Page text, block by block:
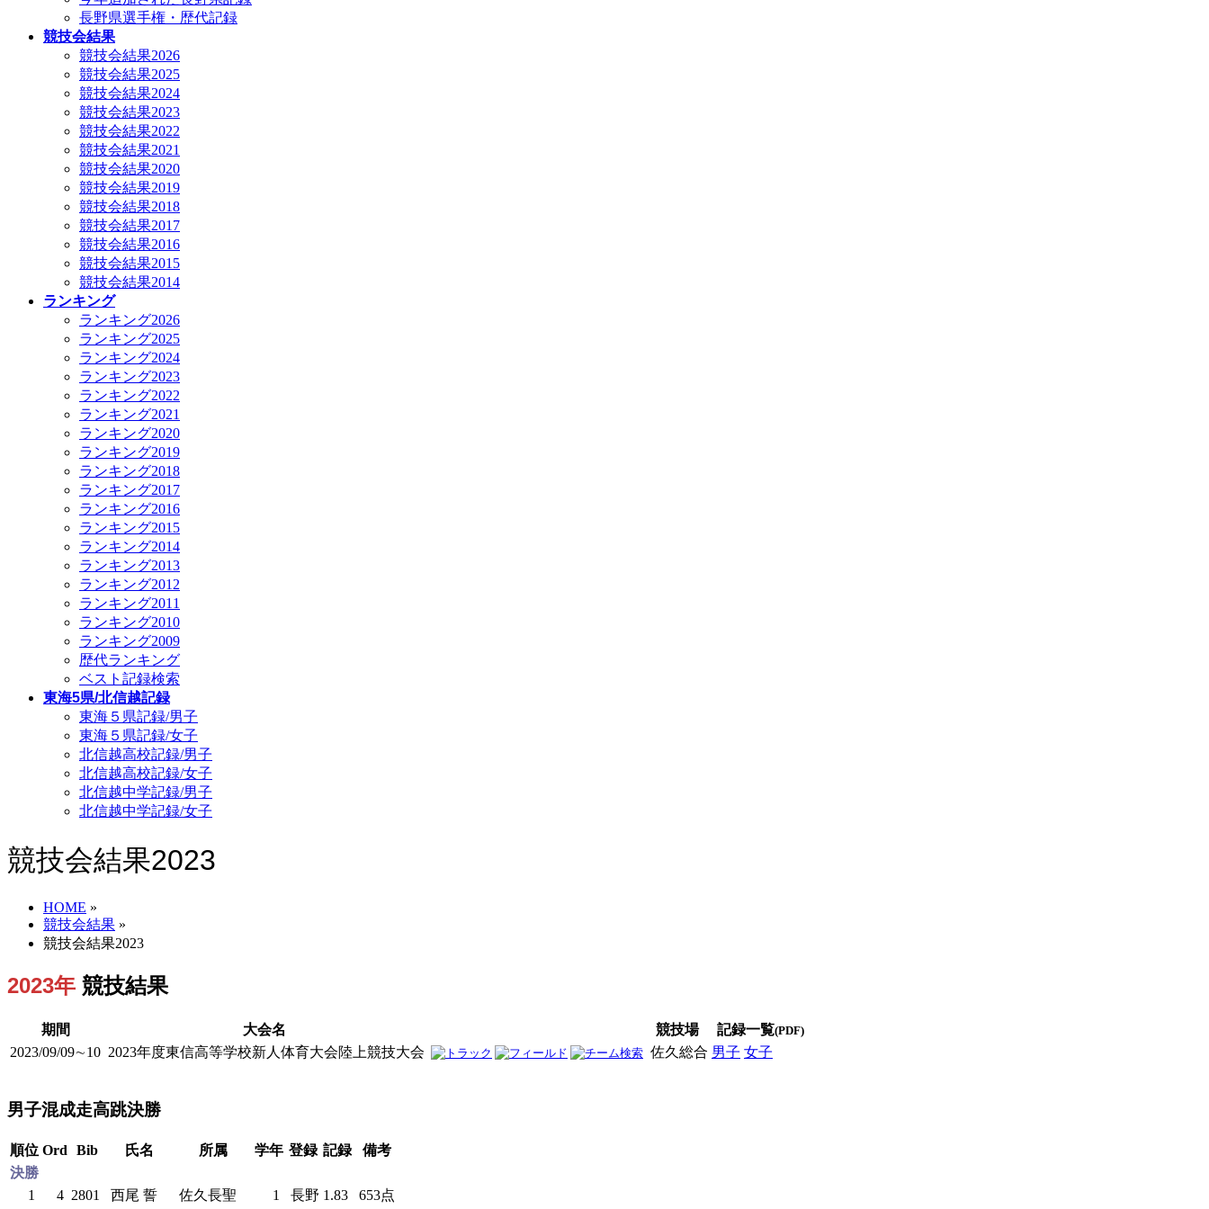
長野県選手権・歴代記録
競技会結果
競技会結果2026
競技会結果2025
競技会結果2024
競技会結果2023
競技会結果2022
競技会結果2021
競技会結果2020
競技会結果2019
競技会結果2018
競技会結果2017
競技会結果2016
競技会結果2015
競技会結果2014
ランキング
ランキング2026
ランキング2025
ランキング2024
ランキング2023
ランキング2022
ランキング2021
ランキング2020
ランキング2019
ランキング2018
ランキング2017
ランキング2016
ランキング2015
ランキング2014
ランキング2013
ランキング2012
ランキング2011
ランキング2010
ランキング2009
歴代ランキング
ベスト記録検索
東海5県/北信越記録
東海５県記録/男子
東海５県記録/女子
北信越高校記録/男子
北信越高校記録/女子
北信越中学記録/男子
北信越中学記録/女子
競技会結果2023
HOME »
競技会結果 »
競技会結果2023
2023年 競技結果
期間 大会名 競技場 記録一覧(PDF)
2023/09/09∼10 2023年度東信高等学校新人体育大会陸上競技大会 佐久総合 男子 女子
男子混成走高跳決勝
順位 Ord Bib 氏名 所属 学年 登録 記録
備考
決勝
1
4 2801 西尾 誓 佐久長聖 1 長野 1.83
653点